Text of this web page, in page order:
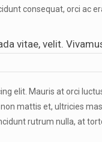
consequat, orci ac
vitae, velit.
elit. Mauris at orci
mattis et, ultricies
rutrum nulla, at